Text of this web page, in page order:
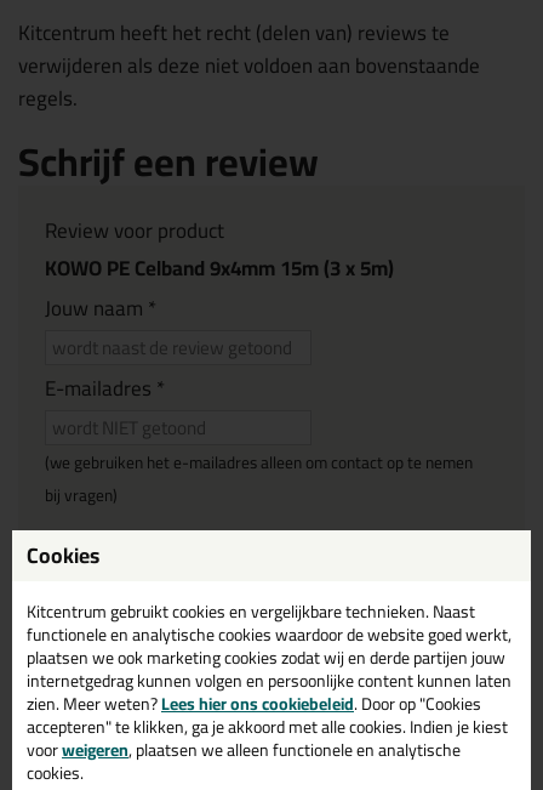
Kitcentrum heeft het recht (delen van) reviews te
verwijderen als deze niet voldoen aan bovenstaande
regels.
Schrijf een review
Review voor product
KOWO PE Celband 9x4mm 15m (3 x 5m)
Jouw naam *
E-mailadres *
(we gebruiken het e-mailadres alleen om contact op te nemen
bij vragen)
Reviewtitel *
Je ervaring
Cookies
Kitcentrum gebruikt cookies en vergelijkbare technieken. Naast
functionele en analytische cookies waardoor de website goed werkt,
plaatsen we ook marketing cookies zodat wij en derde partijen jouw
internetgedrag kunnen volgen en persoonlijke content kunnen laten
zien. Meer weten?Lees hier ons cookiebeleid. Door op "Cookies
accepteren" te klikken, ga je akkoord met alle cookies. Indien je kiest
voorweigeren, plaatsen we alleen functionele en analytische
cookies.